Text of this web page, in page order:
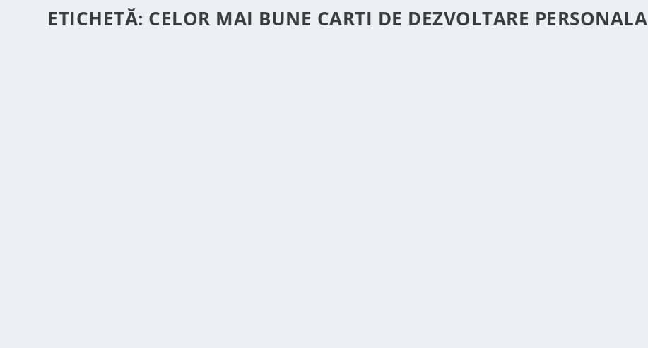
ETICHETĂ: CELOR MAI BUNE CARTI DE DEZVOLTARE PERSONALA